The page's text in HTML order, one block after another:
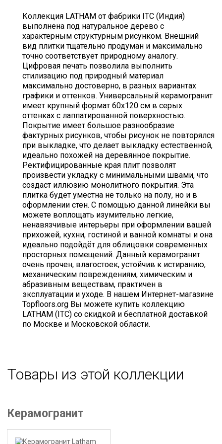
Коллекция LATHAM от фабрики ITC (Индия)
выполнена под натуральное дерево c
характерным структурным рисунком. Внешний
вид плитки тщательно продуман и максимально
точно соответствует природному аналогу.
Цифровая печать позволила выполнить
стилизацию под природный материал
максимально достоверно, в разных вариантах
графики и оттенков. Универсальный керамогранит
имеет крупный формат 60х120 см в серых
оттенках с лаппатированной поверхностью.
Покрытие имеет большое разнообразие
фактурных рисунков, чтобы рисунок не повторялся
при выкладке, что делает выкладку естественной,
идеально похожей на деревянное покрытие.
Ректифицированные края плит позволят
произвести укладку с минимальными швами, что
создаст иллюзию монолитного покрытия. Эта
плитка будет уместна не только на полу, но и в
оформлении стен. С помощью данной линейки вы
можете воплощать изумительно легкие,
ненавязчивые интерьеры при оформлении вашей
прихожей, кухни, гостиной и ванной комнаты и она
идеально подойдёт для облицовки современных
просторных помещений. Данный керамогранит
очень прочен, влагостоек, устойчив к истиранию,
механическим повреждениям, химическим и
абразивным веществам, практичен в
эксплуатации и уходе. В нашем Интернет-магазине
Topfloors.org Вы можете купить коллекцию
LATHAM (ITC) со скидкой и бесплатной доставкой
по Москве и Московской области.
Товары из этой коллекции
Керамогранит